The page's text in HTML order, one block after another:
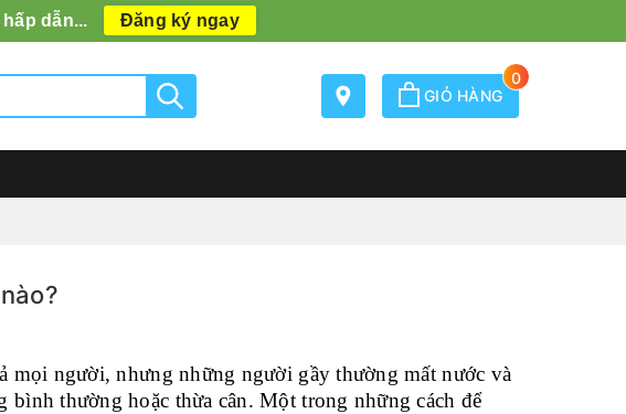
GIỎ HÀNG
0
mọi người, nhưng những người gầy thường mất nước và
thường hoặc thừa cân. Một trong những cách để
dẫn... Đăng ký ngay